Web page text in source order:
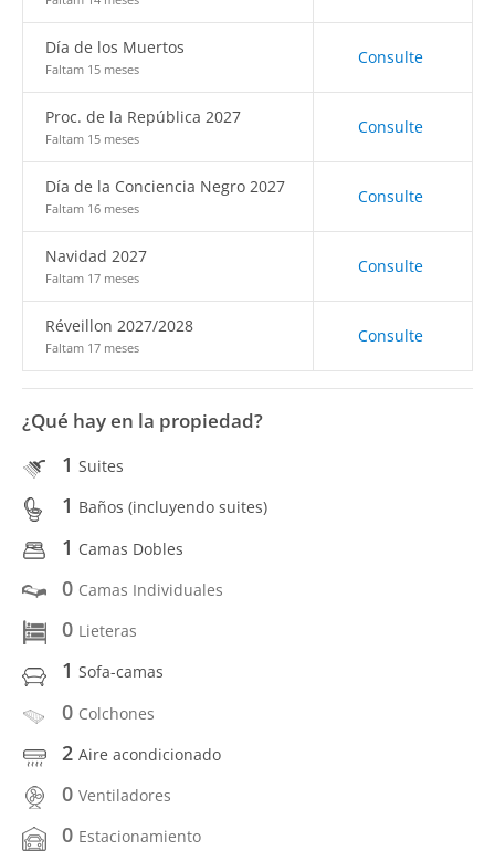
Día de los Muertos
Faltam 15 meses
Consulte
Proc. de la República 2027
Faltam 15 meses
Consulte
Día de la Conciencia Negro 2027
Faltam 16 meses
Consulte
Navidad 2027
Faltam 17 meses
Consulte
Réveillon 2027/2028
Faltam 17 meses
Consulte
¿Qué hay en la propiedad?
1 Suites
1 Baños (incluyendo suites)
1 Camas Dobles
0 Camas Individuales
0 Lieteras
1 Sofa-camas
0 Colchones
2 Aire acondicionado
0 Ventiladores
0 Estacionamiento